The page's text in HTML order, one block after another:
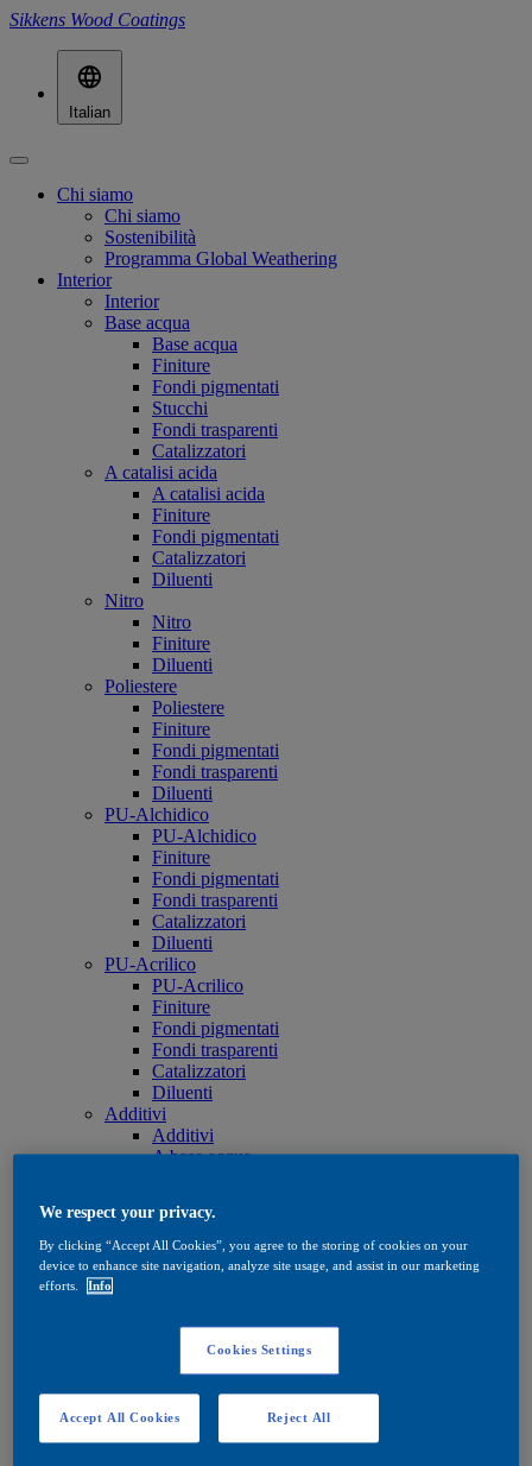
Sikkens Wood Coatings
Italian
Chi siamo
Chi siamo
Sostenibilità
Programma Global Weathering
Interior
Interior
Base acqua
Base acqua
Finiture
Fondi pigmentati
Stucchi
Fondi trasparenti
Catalizzatori
A catalisi acida
A catalisi acida
Finiture
Fondi pigmentati
Catalizzatori
Diluenti
Nitro
Nitro
Finiture
Diluenti
Poliestere
Poliestere
Finiture
Fondi pigmentati
Fondi trasparenti
Diluenti
PU-Alchidico
PU-Alchidico
Finiture
Fondi pigmentati
Fondi trasparenti
Catalizzatori
Diluenti
PU-Acrilico
PU-Acrilico
Finiture
Fondi pigmentati
Fondi trasparenti
Catalizzatori
Diluenti
Additivi
Additivi
A base acqua
Oli e cere
Oli e cere
Trattamento
A base solvente
Oli e cere
Tinte
A base acqua
We respect your privacy.
By clicking “Accept All Cookies”, you agree to the storing of cookies on your
device to enhance site navigation, analyze site usage, and assist in our marketing
efforts.
Info
Cookies Settings
Reject All
Accept All Cookies